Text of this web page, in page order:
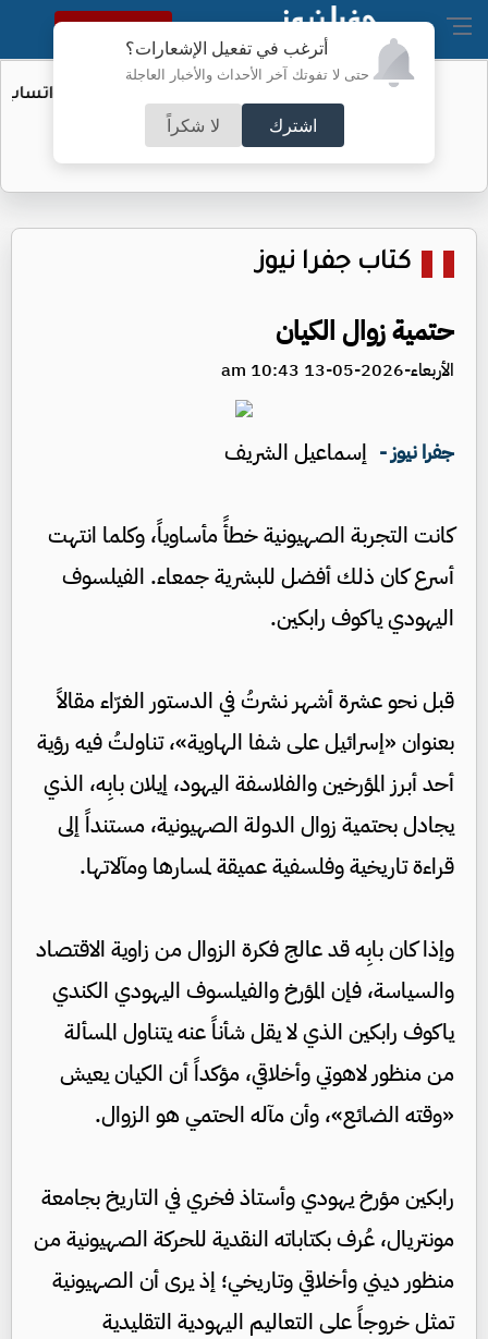
أترغب في تفعيل الإشعارات؟
حتى لا تفوتك آخر الأحداث والأخبار العاجلة
اشترك لا شكراً
النسخة الكاملة
الأمن السيبراني يحذر من رسائل "واتساب"
كتاب جفرا نيوز
حتمية زوال الكيان
الأربعاء-2026-05-13 10:43 am
جفرا نيوز - إسماعيل الشريف
كانت التجربة الصهيونية خطأً مأساوياً، وكلما انتهت
أسرع كان ذلك أفضل للبشرية جمعاء. الفيلسوف
اليهودي ياكوف رابكين.
قبل نحو عشرة أشهر نشرتُ في الدستور الغرّاء مقالاً
بعنوان «إسرائيل على شفا الهاوية»، تناولتُ فيه رؤية
أحد أبرز المؤرخين والفلاسفة اليهود، إيلان بابِه، الذي
يجادل بحتمية زوال الدولة الصهيونية، مستنداً إلى
قراءة تاريخية وفلسفية عميقة لمسارها ومآلاتها.
وإذا كان بابِه قد عالج فكرة الزوال من زاوية الاقتصاد
والسياسة، فإن المؤرخ والفيلسوف اليهودي الكندي
ياكوف رابكين الذي لا يقل شأناً عنه يتناول المسألة
من منظور لاهوتي وأخلاقي، مؤكداً أن الكيان يعيش
«وقته الضائع»، وأن مآله الحتمي هو الزوال.
رابكين مؤرخ يهودي وأستاذ فخري في التاريخ بجامعة
مونتريال، عُرف بكتاباته النقدية للحركة الصهيونية من
منظور ديني وأخلاقي وتاريخي؛ إذ يرى أن الصهيونية
تمثل خروجاً على التعاليم اليهودية التقليدية